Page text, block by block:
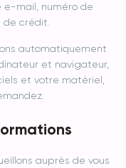
e-mail, numéro de
de crédit.
automatiquement
et navigateur,
et votre matériel,
auprès de vous